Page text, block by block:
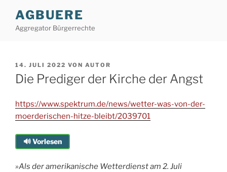
Inhalt
springen
AGBUERE
Aggregator Bürgerrechte
VERÖFFENTLICHT
AM
14. JULI 2022 VON AUTOR
Die Prediger der Kirche der Angst
https://www.spektrum.de/news/wetter-was-von-der-
moerderischen-hitze-bleibt/2039701
🔊 Vorlesen
»Als der amerikanische Wetterdienst am 2. Juli